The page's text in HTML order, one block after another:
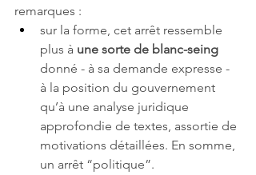
remarques :
sur la forme, cet arrêt ressemble
plus à une sorte de blanc-seing
donné - à sa demande expresse -
à la position du gouvernement
qu’à une analyse juridique
approfondie de textes, assortie de
motivations détaillées. En somme,
un arrêt “politique”.